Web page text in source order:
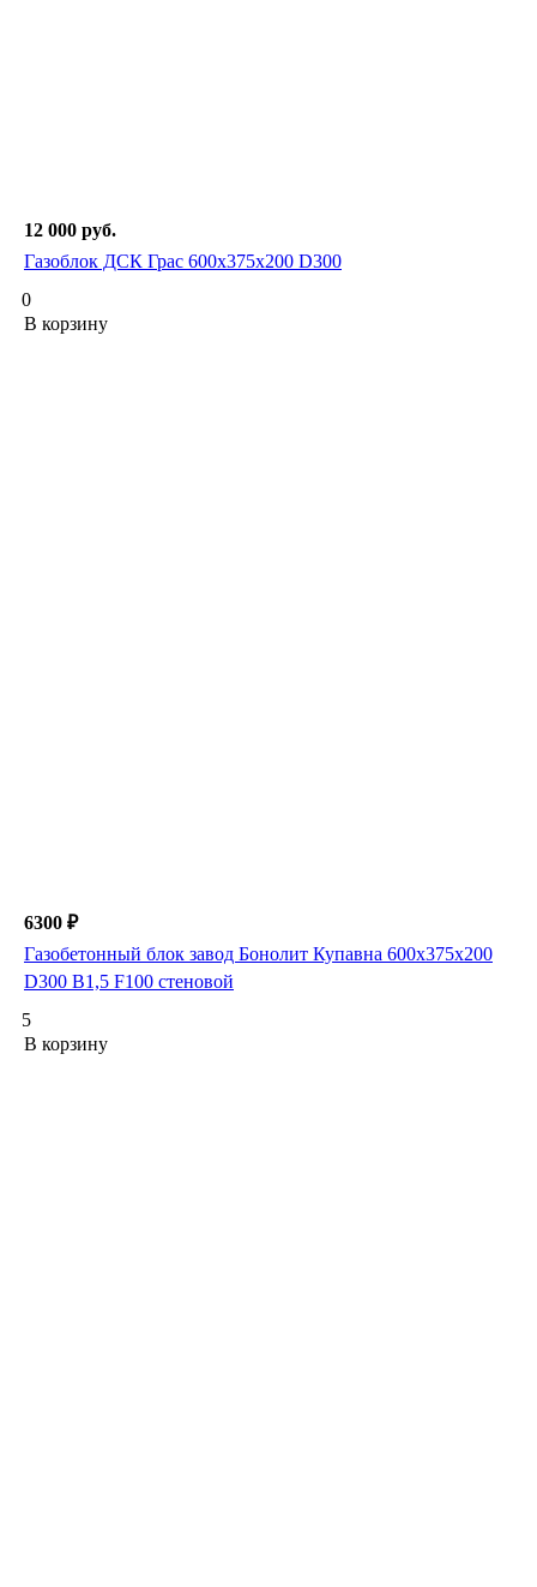
12 000 руб.
Газоблок ДСК Грас 600х375х200 D300
0
В корзину
6300 ₽
Газобетонный блок завод Бонолит Купавна 600х375х200
D300 B1,5 F100 стеновой
5
В корзину